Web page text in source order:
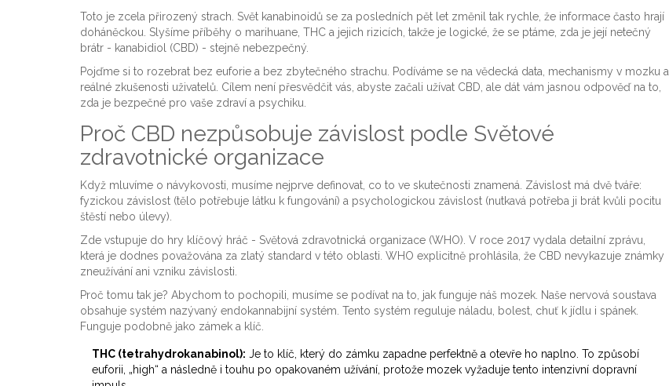
Toto je zcela přirozený strach. Svět kanabinoidů se za posledních pět let změnil tak rychle, že informace často hrají
doháněckou. Slyšíme příběhy o marihuane, THC a jejich rizicích, takže je logické, že se ptáme, zda je její netečný
brátr - kanabidiol (CBD) - stejně nebezpečný.
Pojďme si to rozebrat bez euforie a bez zbytečného strachu. Podíváme se na vědecká data, mechanismy v mozku a
reálné zkušenosti uživatelů. Cílem není přesvědčit vás, abyste začali užívat CBD, ale dát vám jasnou odpověď na to,
zda je bezpečné pro vaše zdraví a psychiku.
Proč CBD nezpůsobuje závislost podle Světové
zdravotnické organizace
Když mluvíme o návykovosti, musíme nejprve definovat, co to ve skutečnosti znamená. Závislost má dvě tváře:
fyzickou závislost (tělo potřebuje látku k fungování) a psychologickou závislost (nutkavá potřeba ji brát kvůli pocitu
štěstí nebo úlevy).
Zde vstupuje do hry klíčový hráč - Světová zdravotnická organizace (WHO) . V roce 2017 vydala detailní zprávu,
která je dodnes považována za zlatý standard v této oblasti. WHO explicitně prohlásila, že CBD nevykazuje známky
zneužívání ani vzniku závislosti.
Proč tomu tak je? Abychom to pochopili, musíme se podívat na to, jak funguje náš mozek. Naše nervová soustava
obsahuje systém nazývaný endokannabijní systém . Tento systém reguluje náladu, bolest, chuť k jídlu i spánek.
Funguje podobně jako zámek a klíč.
THC (tetrahydrokanabinol): Je to klíč, který do zámku zapadne perfektně a otevře ho naplno. To způsobí
euforii, „high“ a následně i touhu po opakovaném užívání, protože mozek vyžaduje tento intenzivní dopravní